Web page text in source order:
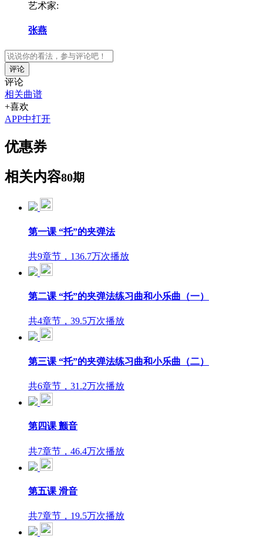
艺术家:
张燕
评论
评论
相关曲谱
+喜欢
APP中打开
优惠券
相关内容80期
第一课 “托”的夹弹法
共9章节，136.7万次播放
第二课 “托”的夹弹法练习曲和小乐曲（一）
共4章节，39.5万次播放
第三课 “托”的夹弹法练习曲和小乐曲（二）
共6章节，31.2万次播放
第四课 颤音
共7章节，46.4万次播放
第五课 滑音
共7章节，19.5万次播放